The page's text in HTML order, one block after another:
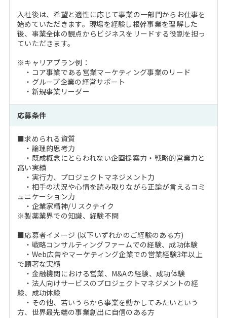
入社後は、希望と適性に応じて事業の一部門からお仕事を
始めていただきます。現場を経験し根幹事業を理解した
後、事業全体の観点からビジネスをリードする役割を担っ
ていただきます。
※キャリアプラン例：
・コア事業である営業マーケティング事業のリード
・グループ企業の経営サポート
・新規事業リーダー
応募条件
■求められる資質
・論理的思考力
・既成概念にとらわれない企画提案力・戦略的営業力と
高い実績
・実行力、プロジェクトマネジメント力
・相手の状況や心情を読み取りながら正論が言えるコミ
ュニケーション力
・企業家精神/リスクテイク
※製薬業界での知識、経験不問
■応募者イメージ (以下いずれかのご経験のある方)
・戦略コンサルティングファームでの経験、成功体験
・Web広告やマーケティング企業での営業経験3年以上
で顕著な実績
・金融機関における営業、M&Aの経験、成功体験
・法人向けサービスのプロジェクトマネジメントの経
験、成功体験
・その他、若いうちから事業を動かしてみたいという
方、世界最先端の事業創出に自信のある方